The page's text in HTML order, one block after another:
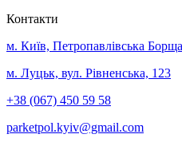
Контакти
м. Київ, Петропавлівська
м. Луцьк, вул. Рівненська, 123
+38 (067) 450 59 58
parketpol.kyiv@gmail.com